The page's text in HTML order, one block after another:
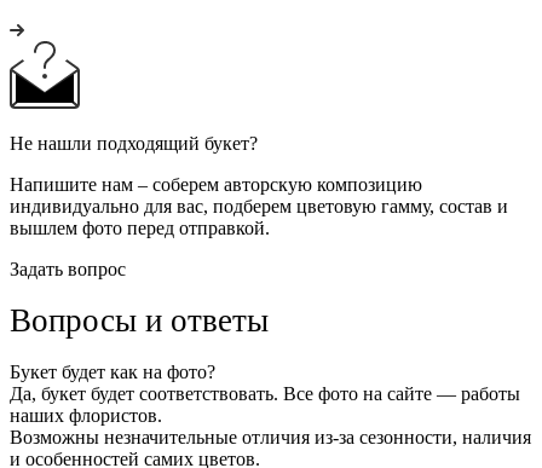
Не нашли подходящий букет?
Напишите нам – соберем авторскую композицию
индивидуально для вас, подберем цветовую гамму, состав и
вышлем фото перед отправкой.
Задать вопрос
Вопросы и ответы
Букет будет как на фото?
Да, букет будет соответствовать. Все фото на сайте — работы
наших флористов.
Возможны незначительные отличия из-за сезонности, наличия
и особенностей самих цветов.